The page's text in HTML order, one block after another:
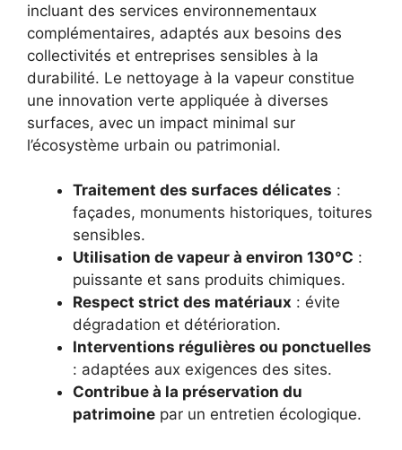
incluant des services environnementaux
complémentaires, adaptés aux besoins des
collectivités et entreprises sensibles à la
durabilité. Le nettoyage à la vapeur constitue
une innovation verte appliquée à diverses
surfaces, avec un impact minimal sur
l’écosystème urbain ou patrimonial.
Traitement des surfaces délicates :
façades, monuments historiques, toitures
sensibles.
Utilisation de vapeur à environ 130°C :
puissante et sans produits chimiques.
Respect strict des matériaux : évite
dégradation et détérioration.
Interventions régulières ou ponctuelles
: adaptées aux exigences des sites.
Contribue à la préservation du
patrimoine par un entretien écologique.